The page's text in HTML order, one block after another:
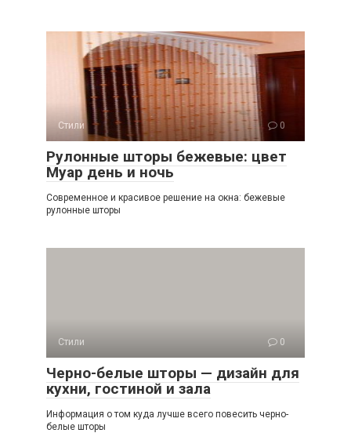
Стили 0
Рулонные шторы бежевые: цвет
Муар день и ночь
Современное и красивое решение на окна: бежевые
рулонные шторы
Стили 0
Черно-белые шторы — дизайн для
кухни, гостиной и зала
Информация о том куда лучше всего повесить черно-
белые шторы